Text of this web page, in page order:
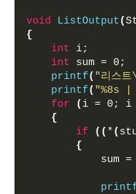
void ListOutput(
{
int i;
int sum = 0;
printf( "리스
printf( "%8s
for
( i = 0;
{
if
(( * (
{
            sum =